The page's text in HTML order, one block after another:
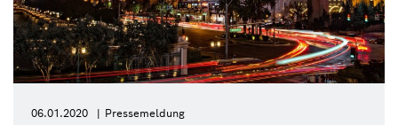
06.01.2020 Pressemeldung